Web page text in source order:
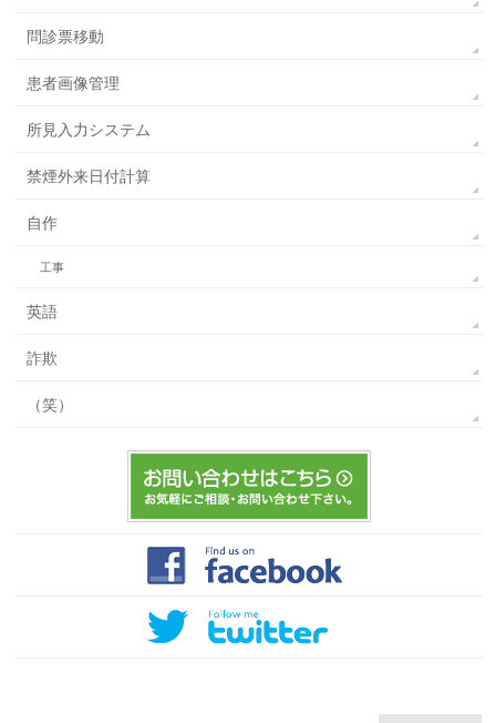
問診票移動
患者画像管理
所見入力システム
禁煙外来日付計算
自作
工事
英語
詐欺
（笑）